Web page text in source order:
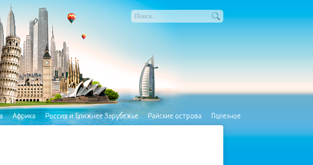
Африка Россия и Ближнее Зарубежье Райские острова Полезное